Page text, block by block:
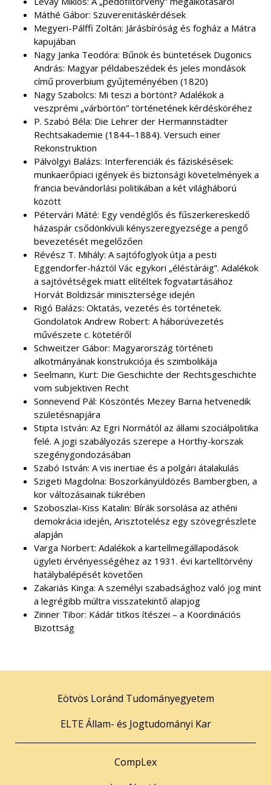
Máthé Gábor: Szuverenitáskérdések
Megyeri-Pálffi Zoltán: Járásbíróság és fogház a Mátra
kapujában
Nagy Janka Teodóra: Bűnök és büntetések Dugonics
András: Magyar példabeszédek és jeles mondások
című proverbium gyűjteményében (1820)
Nagy Szabolcs: Mi teszi a börtönt? Adalékok a
veszprémi „várbörtön” történetének kérdésköréhez
P. Szabó Béla: Die Lehrer der Hermannstädter
Rechtsakademie (1844–1884). Versuch einer
Rekonstruktion
Pálvölgyi Balázs: Interferenciák és fáziskésések:
munkaerőpiaci igények és biztonsági követelmények a
francia bevándorlási politikában a két világháború
között
Pétervári Máté: Egy vendéglős és fűszerkereskedő
házaspár csődönkívüli kényszeregyezsége a pengő
bevezetését megelőzően
Révész T. Mihály: A sajtófoglyok útja a pesti
Eggendorfer-háztól Vác egykori „éléstáráig”. Adalékok
a sajtóvétségek miatt elítéltek fogvatartásához
Horvát Boldizsár minisztersége idején
Rigó Balázs: Oktatás, vezetés és történetek.
Gondolatok Andrew Robert: A háborúvezetés
művészete c. kötetéről
Schweitzer Gábor: Magyarország történeti
alkotmányának konstrukciója és szimbolikája
Seelmann, Kurt: Die Geschichte der Rechtsgeschichte
vom subjektiven Recht
Sonnevend Pál: Köszöntés Mezey Barna hetvenedik
születésnapjára
Stipta István: Az Egri Normától az állami szociálpolitika
felé. A jogi szabályozás szerepe a Horthy-korszak
szegénygondozásában
Szabó István: A vis inertiae és a polgári átalakulás
Szigeti Magdolna: Boszorkányüldözés Bambergben, a
kor változásainak tükrében
Szoboszlai-Kiss Katalin: Bírák sorsolása az athéni
demokrácia idején, Arisztotelész egy szövegrészlete
alapján
Varga Norbert: Adalékok a kartellmegállapodások
ügyleti érvényességéhez az 1931. évi kartelltörvény
hatálybalépését követően
Zakariás Kinga: A személyi szabadsághoz való jog mint
a legrégibb múltra visszatekintő alapjog
Zinner Tibor: Kádár titkos ítészei – a Koordinációs
Bizottság
Eötvös Loránd Tudományegyetem
ELTE Állam- és Jogtudományi Kar
CompLex